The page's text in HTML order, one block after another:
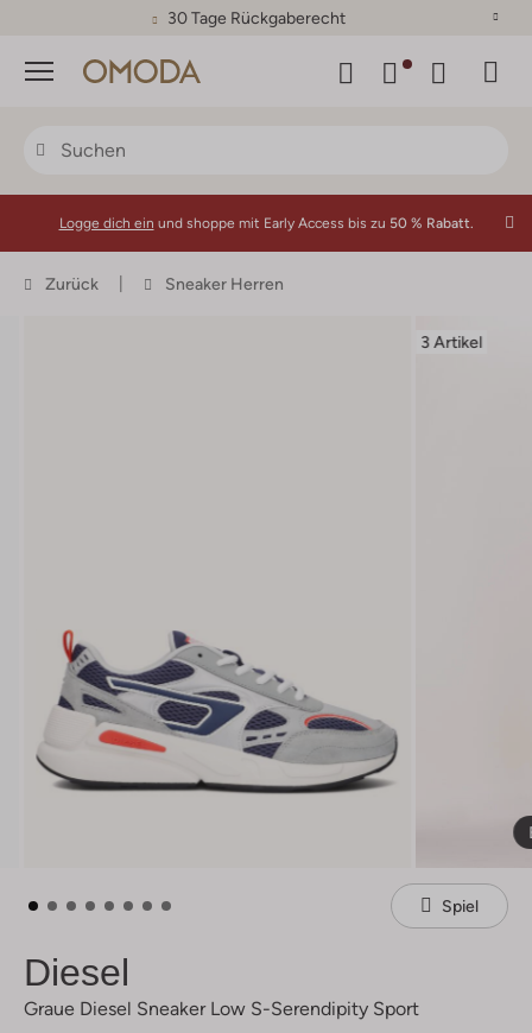
30 Tage Rückgaberecht
Menü
Logge dich ein und shoppe mit Early Access bis zu 50 % Rabatt.
Zurück Sneaker Herren
3 Artikel
Spiel
Diesel
Graue Diesel Sneaker Low S-Serendipity Sport